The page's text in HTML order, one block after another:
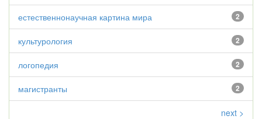
2
естественнонаучная картина мира
2
культурология
2
логопедия
2
магистранты
next >